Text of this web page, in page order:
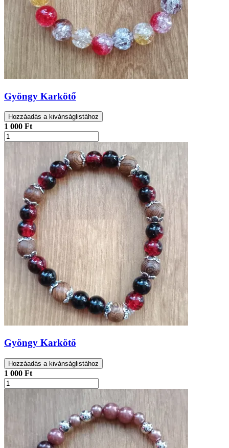
Gyöngy Karkötő
Hozzáadás a kivánságlistához
1 000 Ft
Gyöngy Karkötő
Hozzáadás a kivánságlistához
1 000 Ft